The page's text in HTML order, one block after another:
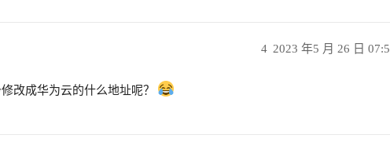
2023 年5 月 26 日
4
改成华为云的什么地址呢？